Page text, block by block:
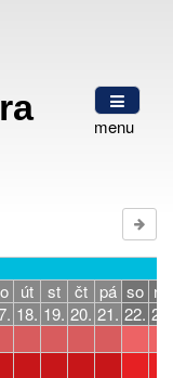
menu
út st čt pá so ne
18. 19. 20. 21. 22. 23.